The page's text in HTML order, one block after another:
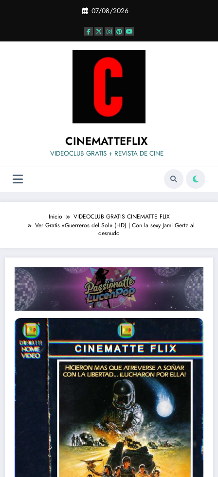
07/08/2026
CINEMATTEFLIX
VIDEOCLUB GRATIS + REVISTA DE CINE
Inicio
VIDEOCLUB GRATIS CINEMATTE FLIX
Ver Gratis «Guerreros del Sol» (HD) | Con la sexy Jami Gertz al
desnudo